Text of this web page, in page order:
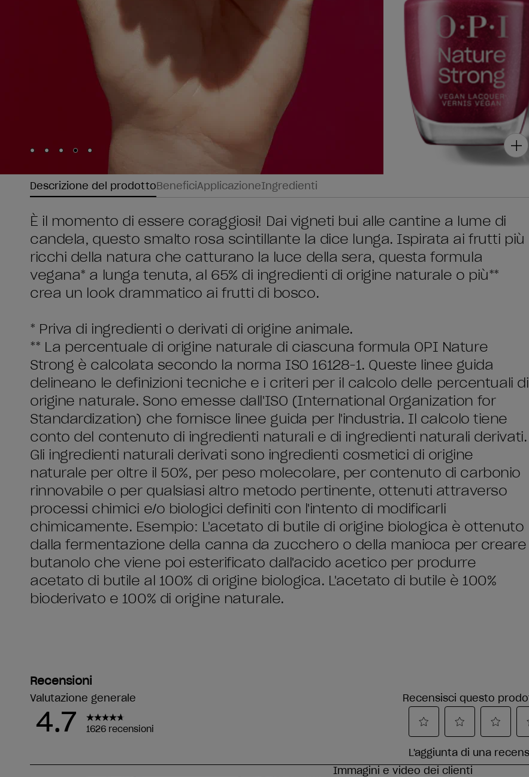
Skip to slide
Skip to slide
Skip to slide
Skip to slide
Skip to slide
Descrizione del prodottoBeneficiApplicazioneIngredienti
È il momento di essere coraggiosi! Dai vigneti bui alle cantine a lume di
candela, questo smalto rosa scintillante la dice lunga. Ispirata ai frutti più
ricchi della natura che catturano la luce della sera, questa formula
vegana* a lunga tenuta, al 65% di ingredienti di origine naturale o più**
crea un look drammatico ai frutti di bosco.
* Priva di ingredienti o derivati di origine animale.
** La percentuale di origine naturale di ciascuna formula OPI Nature
Strong è calcolata secondo la norma ISO 16128-1. Queste linee guida
delineano le definizioni tecniche e i criteri per il calcolo delle percentuali di
origine naturale. Sono emesse dall'ISO (International Organization for
Standardization) che fornisce linee guida per l'industria. Il calcolo tiene
conto del contenuto di ingredienti naturali e di ingredienti naturali derivati.
Gli ingredienti naturali derivati sono ingredienti cosmetici di origine
naturale per oltre il 50%, per peso molecolare, per contenuto di carbonio
rinnovabile o per qualsiasi altro metodo pertinente, ottenuti attraverso
processi chimici e/o biologici definiti con l'intento di modificarli
chimicamente. Esempio: L'acetato di butile di origine biologica è ottenuto
dalla fermentazione della canna da zucchero o della manioca per creare
butanolo che viene poi esterificato dall'acido acetico per produrre
acetato di butile al 100% di origine biologica. L'acetato di butile è 100%
bioderivato e 100% di origine naturale.